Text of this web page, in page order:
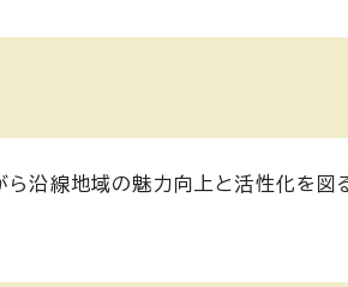
沿線地域の魅力向上と活性化を図